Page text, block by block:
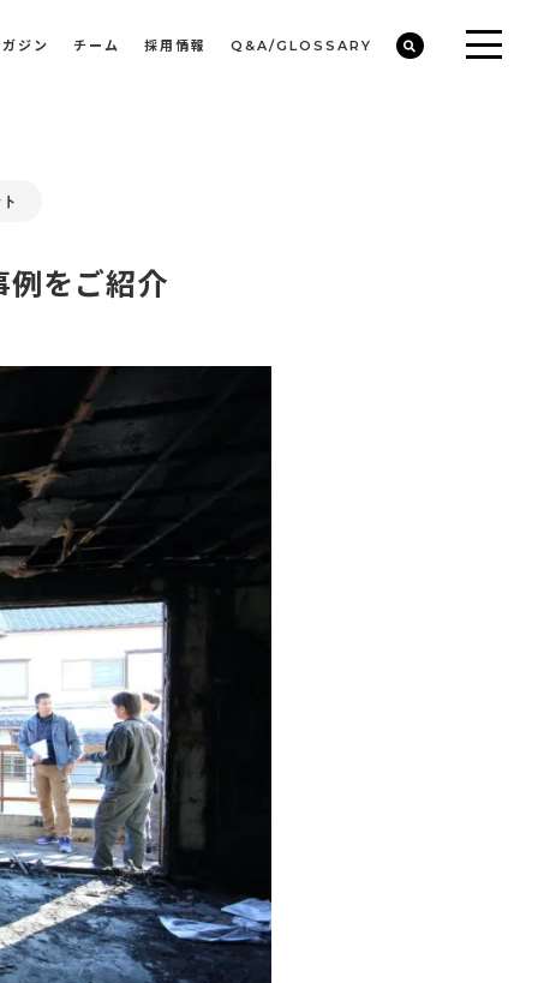
ジン チーム 採用情報 Q&A/GLOSSARY
をご紹介